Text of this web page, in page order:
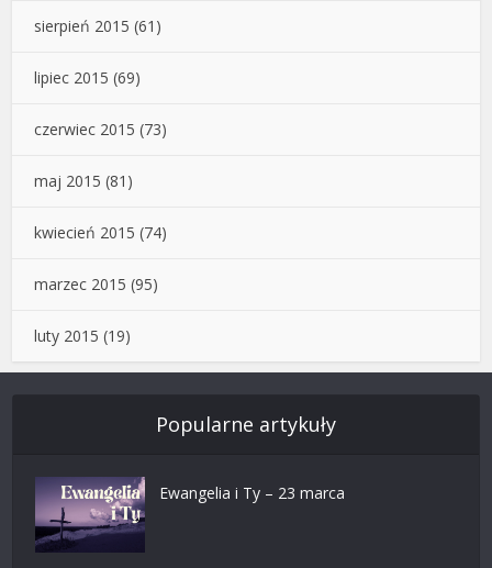
sierpień 2015 (61)
lipiec 2015 (69)
czerwiec 2015 (73)
maj 2015 (81)
kwiecień 2015 (74)
marzec 2015 (95)
luty 2015 (19)
Popularne artykuły
Ewangelia i Ty – 23 marca